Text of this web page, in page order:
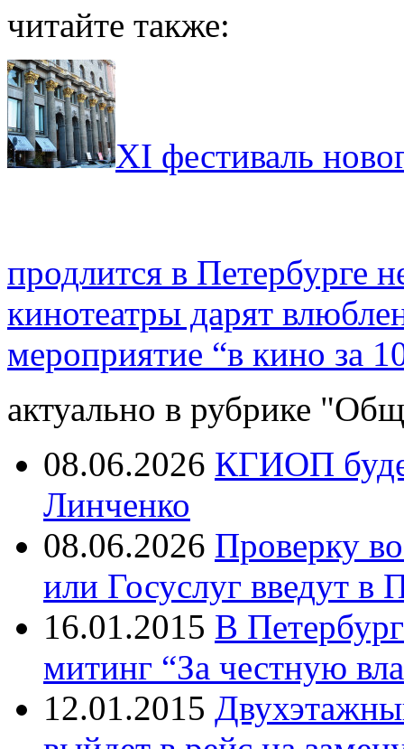
читайте также:
XI фестиваль
продлится в Петербурге
кинотеатры дарят
мероприятие “в кино за
актуально в рубрике
08.06.2026 КГИОП
Линченко
08.06.2026 Проверку
или Госуслуг введут в
16.01.2015 В
митинг “За честную
12.01.2015